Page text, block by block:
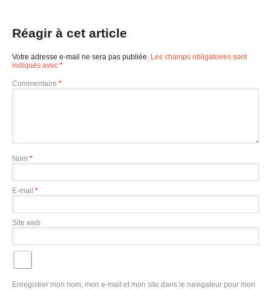
Réagir à cet article
Votre adresse e-mail ne sera pas publiée. Les champs obligatoires sont
indiqués avec *
Commentaire *
Nom *
E-mail *
Site web
Enregistrer mon nom, mon e-mail et mon site dans le navigateur pour mon